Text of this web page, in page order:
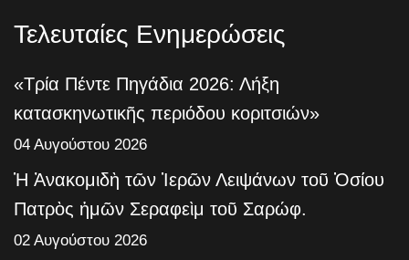
Τελευταίες Ενημερώσεις
«Τρία Πέντε Πηγάδια 2026: Λήξη
κατασκηνωτικῆς περιόδου κοριτσιών»
04 Αυγούστου 2026
Ἡ Ἀνακομιδὴ τῶν Ἱερῶν Λειψάνων τοῦ Ὁσίου
Πατρὸς ἡμῶν Σεραφεὶμ τοῦ Σαρώφ.
02 Αυγούστου 2026